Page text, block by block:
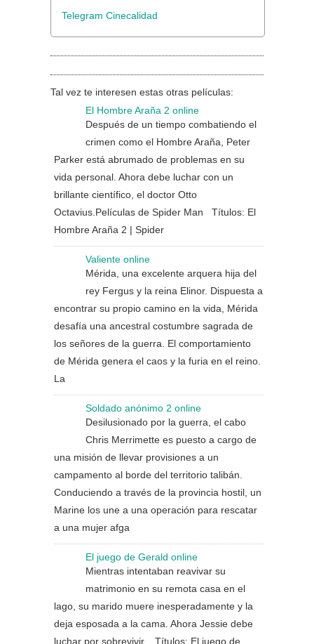
Telegram Cinecalidad
Tal vez te interesen estas otras películas:
El Hombre Araña 2 online
Después de un tiempo combatiendo el
crimen como el Hombre Araña, Peter
Parker está abrumado de problemas en su
vida personal. Ahora debe luchar con un
brillante científico, el doctor Otto
Octavius.Películas de Spider Man Títulos: El
Hombre Araña 2 | Spider
Valiente online
Mérida, una excelente arquera hija del
rey Fergus y la reina Elinor. Dispuesta a
encontrar su propio camino en la vida, Mérida
desafía una ancestral costumbre sagrada de
los señores de la guerra. El comportamiento
de Mérida genera el caos y la furia en el reino.
La
Soldado anónimo 2 online
Desilusionado por la guerra, el cabo
Chris Merrimette es puesto a cargo de
una misión de llevar provisiones a un
campamento al borde del territorio talibán.
Conduciendo a través de la provincia hostil, un
Marine los une a una operación para rescatar
a una mujer afga
El juego de Gerald online
Mientras intentaban reavivar su
matrimonio en su remota casa en el
lago, su marido muere inesperadamente y la
deja esposada a la cama. Ahora Jessie debe
luchar por sobrevivir. Títulos: El juego de